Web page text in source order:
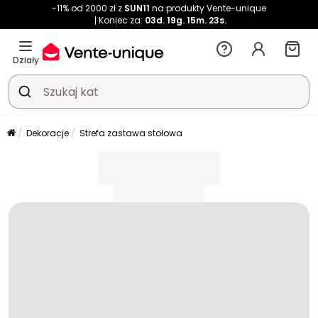
-11% od 2000 zł z SUN11 na produkty Vente-unique
Koniec za: 03d. 19g. 15m. 23s.
Działy
Dekoracje Strefa zastawa stołowa